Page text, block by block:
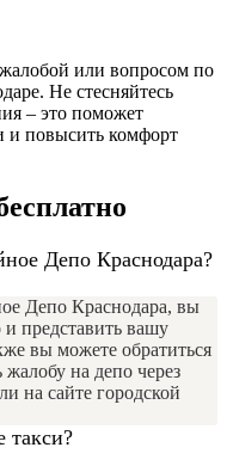
жалобой или вопросом по
Не стесняйтесь
– это поможет
и повысить комфорт
Депо Краснодара?
Депо Краснодара, вы
представить вашу
вы можете обратиться
на депо через
на сайте городской
такси?